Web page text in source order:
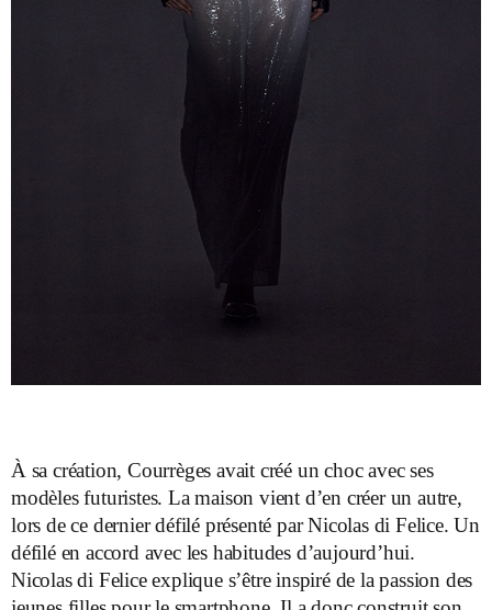
À sa création, Courrèges avait créé un choc avec ses
modèles futuristes. La maison vient d’en créer un autre,
lors de ce dernier défilé présenté par Nicolas di Felice. Un
défilé en accord avec les habitudes d’aujourd’hui.
Nicolas di Felice explique s’être inspiré de la passion des